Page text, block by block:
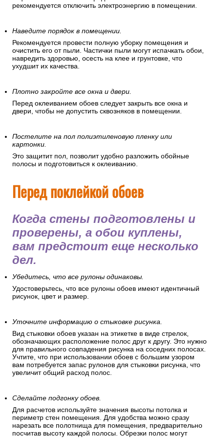
рекомендуется отключить электроэнергию в помещении.
Наведите порядок в помещении.
Рекомендуется провести полную уборку помещения и
очистить его от пыли. Частички пыли могут испачкать обои,
навредить здоровью, осесть на клее и грунтовке, что
ухудшит их качества.
Плотно закройте все окна и двери.
Перед оклеиванием обоев следует закрыть все окна и
двери, чтобы не допустить сквозняков в помещении.
Постелите на пол полиэтиленовую пленку или
картонки.
Это защитит пол, позволит удобно разложить обойные
полосы и подготовиться к оклеиванию.
Перед поклейкой обоев
Когда стены подготовлены и
проверены, а обои куплены,
вам предстоит еще несколько
дел.
Убедитесь, что все рулоны одинаковы.
Удостоверьтесь, что все рулоны обоев имеют идентичный
рисунок, цвет и размер.
Уточните информацию о стыковке рисунка.
Вид стыковки обоев указан на этикетке в виде стрелок,
обозначающих расположение полос друг к другу. Это нужно
для правильного совпадения рисунка на соседних полосах.
Учтите, что при использовании обоев с большим узором
вам потребуется запас рулонов для стыковки рисунка, что
увеличит общий расход полос.
Сделайте подгонку обоев.
Для расчетов используйте значения высоты потолка и
периметр стен помещения. Для удобства можно сразу
нарезать все полотнища для помещения, предварительно
посчитав высоту каждой полосы. Обрезки полос могут